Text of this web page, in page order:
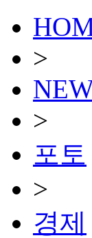
>
>
포토
>
경제